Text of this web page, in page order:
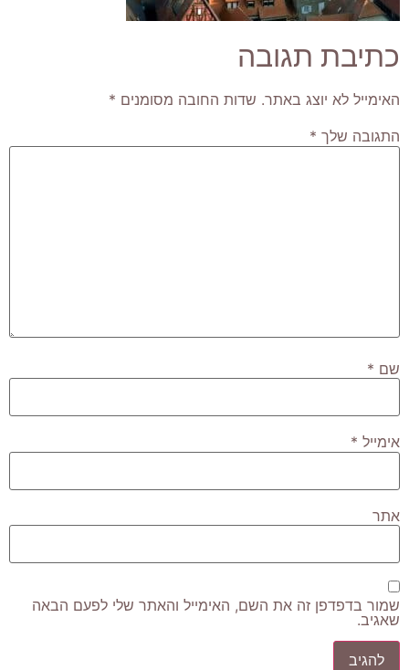
כתיבת תגובה
האימייל לא יוצג באתר. שדות החובה מסומנים *
התגובה שלך *
שם *
אימייל *
אתר
שמור בדפדפן זה את השם, האימייל והאתר שלי לפעם הבאה
שאגיב.